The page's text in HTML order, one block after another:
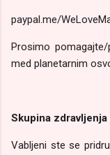
paypal.me/
Prosimo
med planetarnim
Skupina
Vabljeni ste se